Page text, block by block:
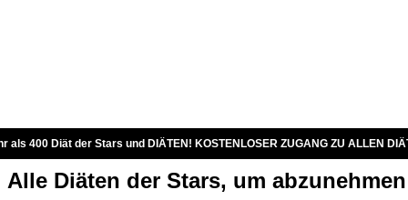
als 400 Diät der Stars und DIÄTEN! KOSTENLOSER ZUGANG ZU ALLEN
Alle Diäten der Stars, um abzunehmen